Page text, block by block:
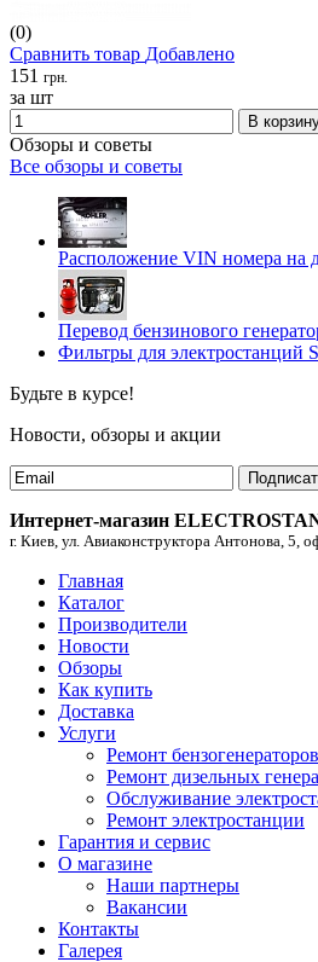
(0)
Сравнить товар Добавлено
151 грн.
за шт
В
Обзоры и советы
Все обзоры и советы
Расположение VIN номера на
Перевод бензинового
Фильтры для электростанций
Будьте в курсе!
Новости, обзоры и акции
Интернет-магазин
г. Киев, ул. Авиаконструктора Антонова, 5,
Главная
Каталог
Производители
Новости
Обзоры
Как купить
Доставка
Услуги
Ремонт бензогенераторов
Ремонт дизельных
Обслуживание
Ремонт электростанции
Гарантия и сервис
О магазине
Наши партнеры
Вакансии
Контакты
Галерея